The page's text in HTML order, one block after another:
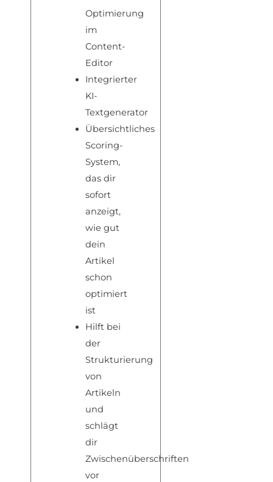
Optimierung
im
Content-
Editor
Integrierter
KI-
Textgenerator
Übersichtliches
Scoring-
System,
das dir
sofort
anzeigt,
wie gut
dein
Artikel
schon
optimiert
ist
Hilft bei
der
Strukturierung
von
Artikeln
und
schlägt
dir
Zwischenüberschriften
vor